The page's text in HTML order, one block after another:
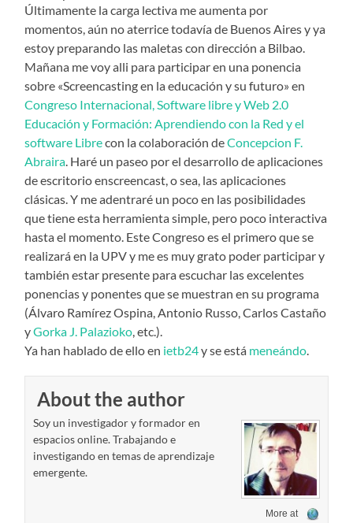
Últimamente la carga lectiva me aumenta por
momentos, aún no aterrice todavía de Buenos Aires y ya
estoy preparando las maletas con dirección a Bilbao.
Mañana me voy alli para participar en una ponencia
sobre «Screencasting en la educación y su futuro» en
Congreso Internacional, Software libre y Web 2.0
Educación y Formación: Aprendiendo con la Red y el
software Librecon la colaboración deConcepcion F.
Abraira . Haré un paseo por el desarrollo de aplicaciones
de escritorio enscreencast, o sea, las aplicaciones
clásicas. Y me adentraré un poco en las posibilidades
que tiene esta herramienta simple, pero poco interactiva
hasta el momento. Este Congreso es el primero que se
realizará en la UPV y me es muy grato poder participar y
también estar presente para escuchar las excelentes
ponencias y ponentes que se muestran en su programa
(Álvaro Ramírez Ospina, Antonio Russo, Carlos Castaño
yGorka J. Palazioko , etc.).
Ya han hablado de ello en ietb24y se está meneándo
About the author
Soy un investigador y formador en
espacios online. Trabajando e
investigando en temas de aprendizaje
emergente.
More at